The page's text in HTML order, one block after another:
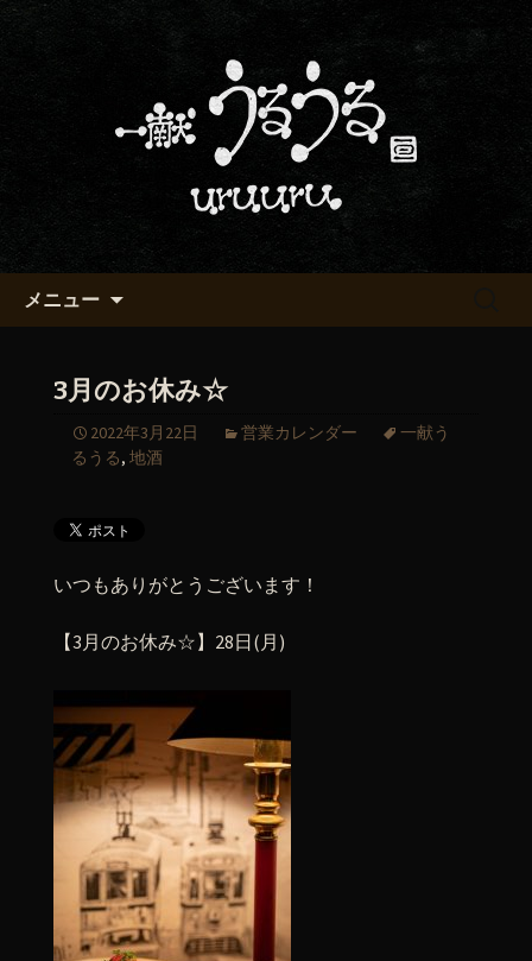
京都・五条でおいしい地酒が飲
める「一献うるうる」のブロ
京都・五条烏丸の町屋居酒屋「一献う
るうる」からのお知らせ
メニュー
3月のお休み☆
2022年3月22日 営業カレンダー
一献う
るうる, 地酒
いつもありがとうございます！
【3月のお休み☆】28日(月)